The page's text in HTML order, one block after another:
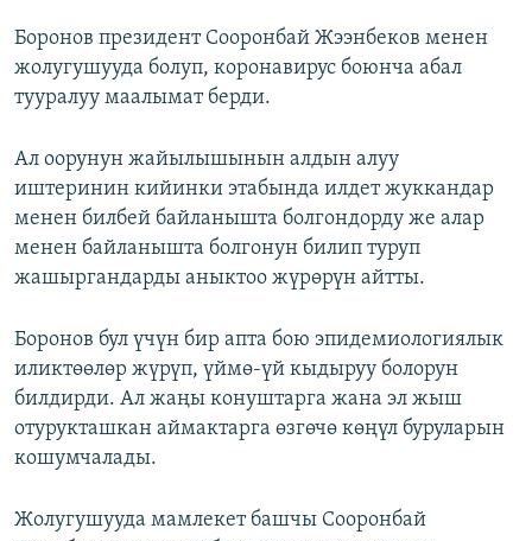
Боронов президент Сооронбай Жээнбеков менен
жолугушууда болуп, коронавирус боюнча абал
тууралуу маалымат берди.
Ал оорунун жайылышынын алдын алуу
иштеринин кийинки этабында илдет жуккандар
менен билбей байланышта болгондорду же алар
менен байланышта болгонун билип туруп
жашыргандарды аныктоо жүрөрүн айтты.
Боронов бул үчүн бир апта бою эпидемиологиялык
иликтөөлөр жүрүп, үймө-үй кыдыруу болорун
билдирди. Ал жаңы конуштарга жана эл жыш
отурукташкан аймактарга өзгөчө көңүл буруларын
кошумчалады.
Жолугушууда мамлекет башчы Сооронбай